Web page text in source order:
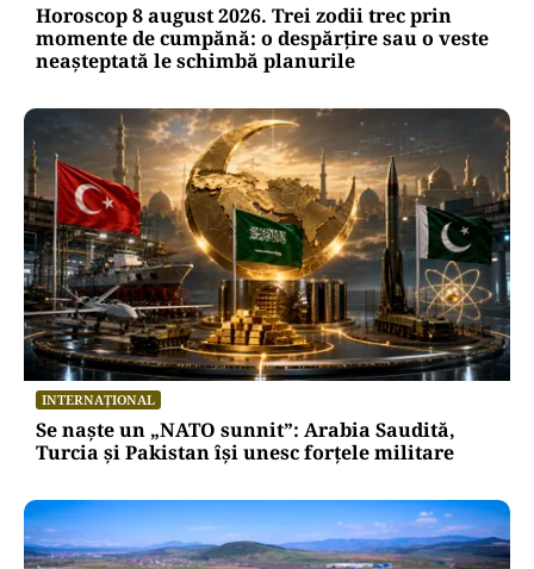
Horoscop 8 august 2026. Trei zodii trec prin
momente de cumpănă: o despărțire sau o veste
neașteptată le schimbă planurile
INTERNAȚIONAL
Se naște un „NATO sunnit”: Arabia Saudită,
Turcia și Pakistan își unesc forțele militare